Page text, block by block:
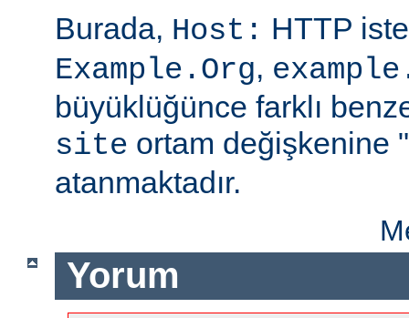
Burada, Host: HTTP
Example.Org,
büyüklüğünce farklı
site ortam değişkenine "
atanmaktadır.
Yorum